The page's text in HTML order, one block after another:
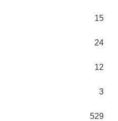
15
24
12
3
529